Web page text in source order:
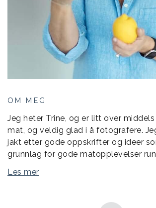
OM MEG
Jeg heter Trine, og er litt over
mat, og veldig glad i å fotografere.
jakt etter gode oppskrifter og ideer
grunnlag for gode matopplevelser
Les mer